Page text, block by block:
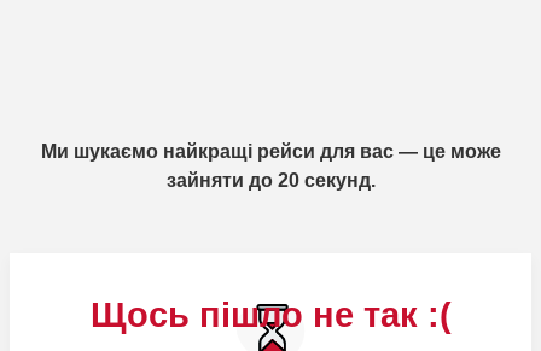
Щось пішло не так :(
Ми шукаємо найкращі рейси для вас — це може
зайняти до 20 секунд.